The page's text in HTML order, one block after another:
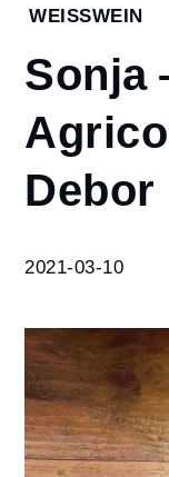
Home
März
Sonja –
Azienda
Agricola
Castelli
Debor
WEISSWEIN
Sonja
Debor
2021-03-10